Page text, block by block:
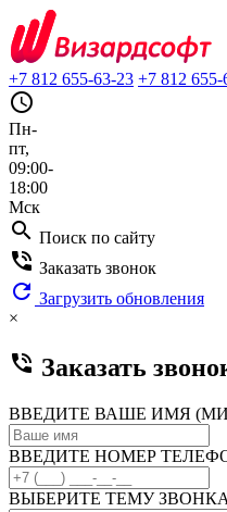
+7 812 655-63-23 +7 812 655-
query_builder
Пн-
пт,
09:00-
18:00
Мск
search Поиск по сайту
phone_in_talk Заказать звонок
refresh Загрузить обновления
×
phone_in_talk Заказать
ВВЕДИТЕ ВАШЕ ИМЯ
ВВЕДИТЕ НОМЕР
ВЫБЕРИТЕ ТЕМУ ЗВОНКА